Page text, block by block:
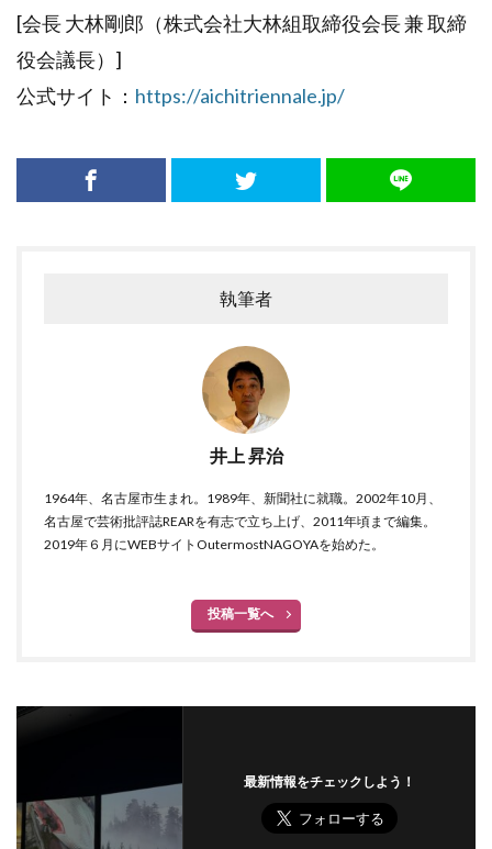
[会長 大林剛郎（株式会社大林組取締役会長 兼 取締
役会議長）]
公式サイト： https://aichitriennale.jp/
執筆者
井上 昇治
1964年、名古屋市生まれ。1989年、新聞社に就職。2002年10月、
名古屋で芸術批評誌REARを有志で立ち上げ、2011年頃まで編集。
2019年６月にWEBサイトOutermostNAGOYAを始めた。
投稿一覧へ
最新情報をチェックしよう！